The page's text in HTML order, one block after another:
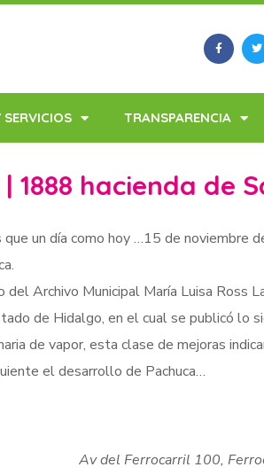
TRANSPARENCIA
1888 hacienda de
que un día como hoy …15 de noviembre
del Archivo Municipal María Luisa Ross
de Hidalgo, en el cual se publicó lo
de vapor, esta clase de mejoras
el desarrollo de Pachuca…
Av del Ferrocarril 100,